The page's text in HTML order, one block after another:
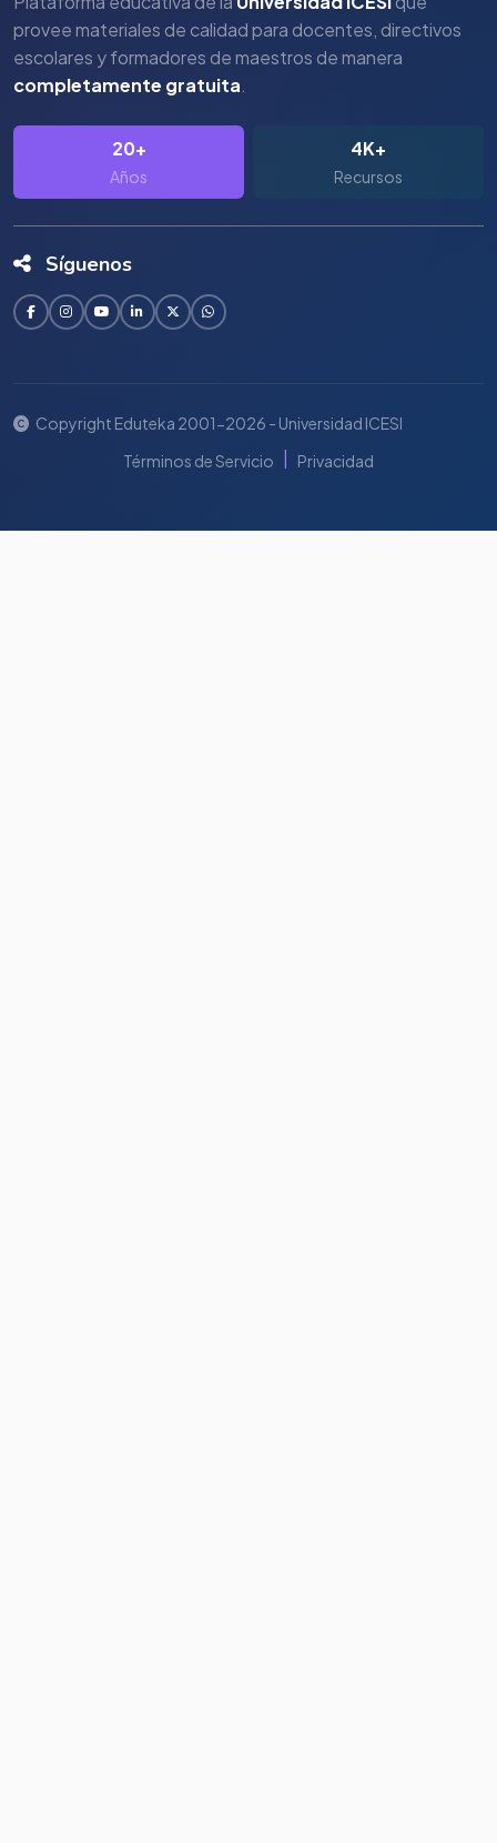
provee materiales de calidad para docentes, directivos
escolares y formadores de maestros de manera
completamente gratuita.
20+
Años
4K+
Recursos
Síguenos
Copyright Eduteka 2001-2026 - Universidad ICESI
Términos de Servicio
Privacidad